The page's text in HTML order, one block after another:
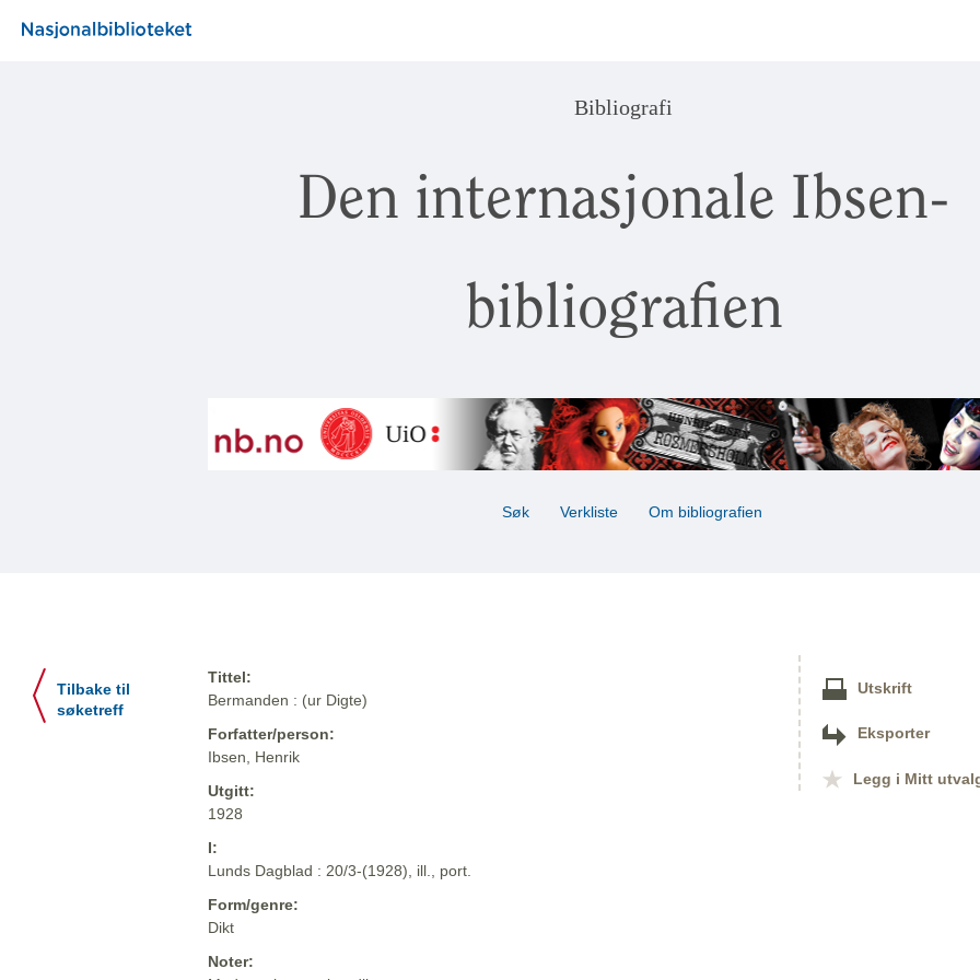
Bibliografi
Den internasjonale Ibsen-
bibliografien
Søk Verkliste Om bibliografien
Tilbake til
søketreff
Tittel:
Bermanden : (ur Digte)
Forfatter/person:
Ibsen, Henrik
Utgitt:
1928
I:
Lunds Dagblad : 20/3-(1928), ill., port.
Form/genre:
Dikt
Noter:
Utskrift
Eksporter
Legg i Mitt